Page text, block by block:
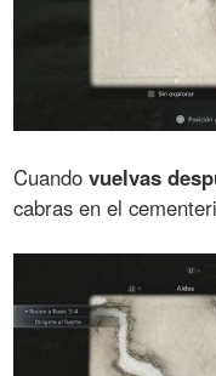
Cuandovuelvas
cabras en el